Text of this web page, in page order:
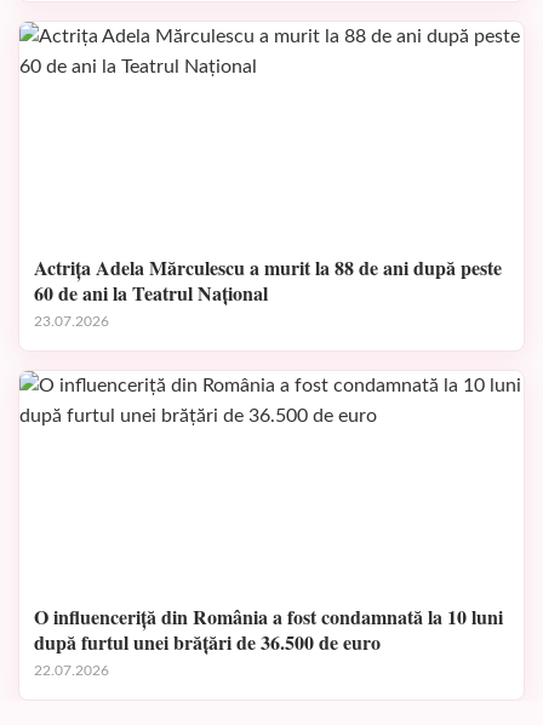
Actrița Adela Mărculescu a murit la 88 de ani după peste
60 de ani la Teatrul Național
23.07.2026
O influenceriță din România a fost condamnată la 10 luni
după furtul unei brățări de 36.500 de euro
22.07.2026